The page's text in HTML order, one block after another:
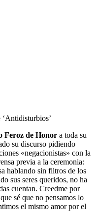
Feroz de Honor a toda su
su discurso pidiendo
«negacionistas» con la
previa a la ceremonia:
hablando sin filtros de los
sus seres queridos, no ha
cuentan. Creedme por
sé que no pensamos lo
el mismo amor por el